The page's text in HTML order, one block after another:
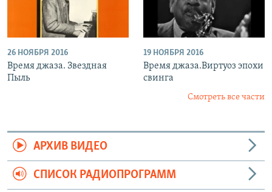
26 НОЯБРЯ 2016
Время джаза. Звездная
Пыль
19 НОЯБРЯ 2016
Время джаза.Виртуоз эпохи
свинга
Смотреть все части
АРХИВ ВИДЕО
СПИСОК РАДИОПРОГРАММ